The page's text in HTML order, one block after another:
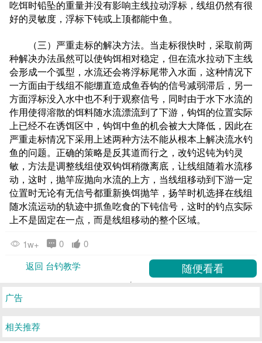
吃饵时铅坠的重量并没有影响主线拉动浮标，线组仍然有很
好的灵敏度，浮标下钝或上顶都能中鱼。
（三）严重走标的解决方法。当走标很快时，采取前两
种解决办法虽然可以使钩饵相对稳定，但在流水拉动下主线
会形成一个弧型，水流还会将浮标尾带入水面，这种情况下
一方面由于线组不能绷直造成鱼吞钩的信号减弱滞后，另一
方面浮标没入水中也不利于观察信号，同时由于水下水流的
作用使得溶散的饵料随水流漂流到了下游，钩饵的位置实际
上已经不在诱饵区中，钩饵中鱼的机会被大大降低，因此在
严重走标情况下采用上述两种方法不能从根本上解决流水钓
鱼的问题。正确的策略是反其道而行之，改钓迟钝为钓灵
敏，方法是调整线组使双钩饵稍微离底，让线组随着水流移
动，这时，抛竿应抛向水流的上方，当线组移动到下游一定
位置时无论有无信号都重新换饵抛竿，扬竿时机选择在线组
随水流运动的轨迹中抓鱼吃食的下钝信号，这时的钓点实际
上不是固定在一点，而是线组移动的整个区域。
1w+ 0
0
返回 台钓教学
广告
相关推荐